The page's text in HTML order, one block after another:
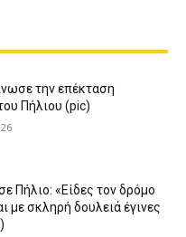
την επέκταση
Πήλιου (pic)
Πήλιο: «Είδες τον δρόμο
με σκληρή δουλειά έγινες